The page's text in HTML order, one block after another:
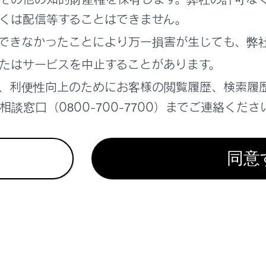
ているページ
コントロール（全車速追従機能付き）
ッチ
サウンドコントロール）
は配信等することはできません。
きなかったことにより万一損害が生じても、弊
サービスを中止することがあります。
利便性向上のためにお客様の閲覧履歴、検索履
談窓口（0800-700-7700）までご連絡くださ
同意